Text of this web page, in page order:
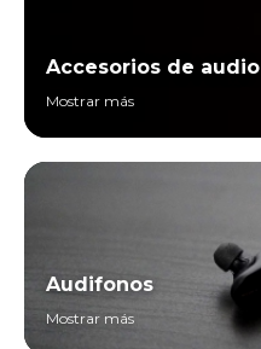
Accesorios de audio
Mostrar más
Audifonos
Mostrar más